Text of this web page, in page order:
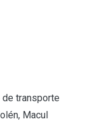
de transporte
Macul